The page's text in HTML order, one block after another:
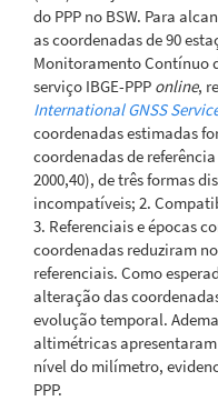
do PPP no BSW. Para
as coordenadas de 90
Monitoramento Contínuo
serviço IBGE-PPP online,
International GNSS
coordenadas estimadas
coordenadas de referência
2000,40), de três formas
incompatíveis; 2.
3. Referenciais e épocas
coordenadas reduziram
referenciais. Como
alteração das
evolução temporal.
altimétricas
nível do milímetro,
PPP.